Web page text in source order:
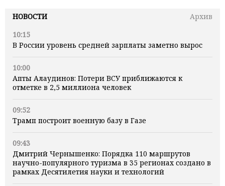
НОВОСТИ
Архив
10:15
В России уровень средней зарплаты заметно вырос
10:00
Апты Алаудинов: Потери ВСУ приближаются к
отметке в 2,5 миллиона человек
09:52
Трамп построит военную базу в Газе
09:43
Дмитрий Чернышенко: Порядка 110 маршрутов
научно-популярного туризма в 35 регионах создано в
рамках Десятилетия науки и технологий